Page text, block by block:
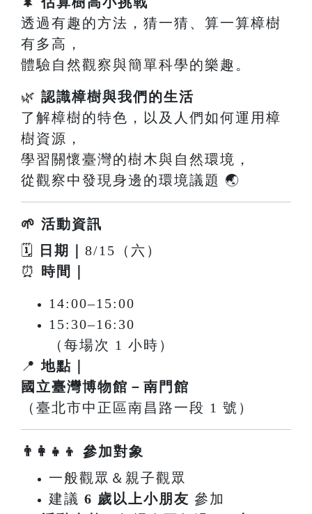
透過有趣的方法，猜一猜、算一算樟樹
有多高，
體驗自然觀察與簡單科學的樂趣。
🌿 認識樟樹與我們的生活
了解樟樹的特色，以及人們如何運用樟
樹資源，
學習關懷臺灣的樹木與自然環境，
從觀察中發現身邊的環境議題 🌏
🌱 活動資訊
🗓
日期｜ 8/15（六）
⏰
時間｜
14:00–15:00
15:30–16:30
（每場次 1 小時）
📍地點｜
國立臺灣博物館－南門館
（臺北市中正區南昌路一段 1 號）
👨‍👩‍👧‍👦 參加對象
一般觀眾＆親子觀眾
建議 6 歲以上小朋友 參加